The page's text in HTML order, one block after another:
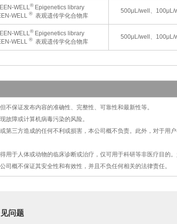
WELL®Epigenetics library
WELL ® 表观遗传学化合物库
500μL/well、100μL/
WELL®Epigenetics library
WELL ® 表观遗传学化合物库
500μL/well、100μL/
不保证发布内容的准确性、完整性、可靠性和最新性等。
故障或计算机病毒污染的风险。
第三方造成的任何不利或损害，本公司概不负责。此外，对于用
用于人体或动物的临床诊断或治疗，仅可用于科研等非医疗目的
司概不保证其安全性和有效性，并且不负任何相关的法律责任。
问题